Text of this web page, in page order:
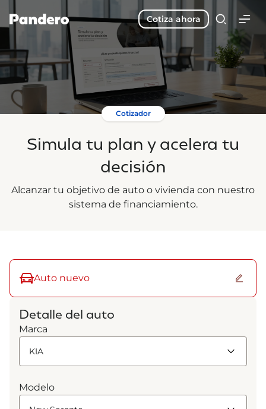
Cotiza ahora
Cotizador
Simula tu plan y acelera tu
decisión
Alcanzar tu objetivo de auto o vivienda con nuestro
sistema de financiamiento.
Auto nuevo
Detalle del auto
Marca
Modelo